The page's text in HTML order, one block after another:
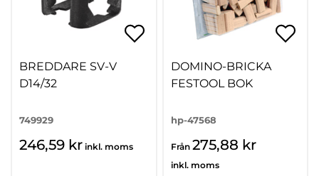
BREDDARE SV-V
D14/32
749929
246,59 kr inkl. moms
DOMINO-BRICKA
FESTOOL BOK
hp-47568
Från 275,88 kr
inkl. moms